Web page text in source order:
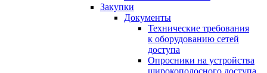
Закупки
Документы
Технические требования
к оборудованию сетей
доступа
Опросники на устройства
широкополосного доступа